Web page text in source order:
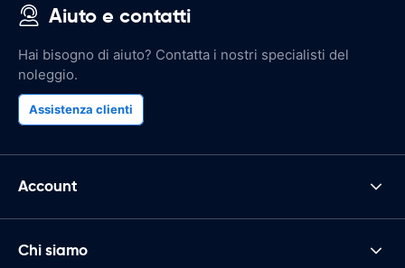
Aiuto e contatti
Hai bisogno di aiuto? Contatta i nostri specialisti del
noleggio.
Assistenza clienti
Account
Chi siamo